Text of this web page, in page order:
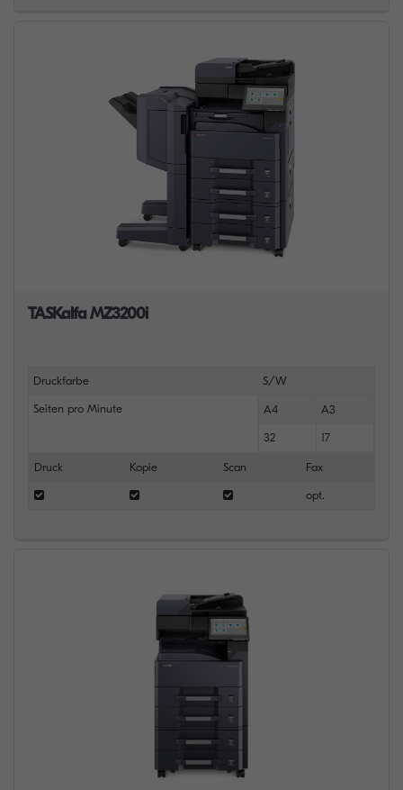
TASKalfa MZ3200i
Druckfarbe S/W
Seiten pro Minute A4 A3
32 17
Druck Kopie Scan Fax
opt.